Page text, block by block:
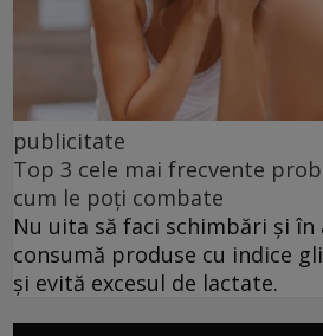
publicitate
Top 3 cele mai frecvente
cum le poți combate
Nu uita să faci schimbări și în
consumă produse cu indice
și evită excesul de lactate.